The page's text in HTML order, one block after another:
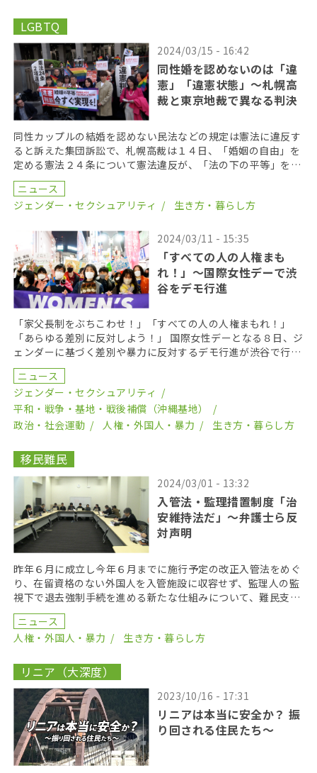
LGBTQ
2024/03/15 - 16:42
同性婚を認めないのは「違
憲」「違憲状態」〜札幌高
裁と東京地裁で異なる判決
同性カップルの結婚を認めない民法などの規定は憲法に違反す
ると訴えた集団訴訟で、札幌高裁は１４日、「婚姻の自由」を
定める憲法２４条について憲法違反が、「法の下の平等」を定
めた憲法１４条は憲法違反だとする初の判断を下した。ま […]
ニュース
ジェンダー・セクシュアリティ
生き方・暮らし方
2024/03/11 - 15:35
「すべての人の人権まも
れ！」〜国際女性デーで渋
谷をデモ行進
「家父長制をぶちこわせ！」「すべての人の人権まもれ！」
「あらゆる差別に反対しよう！」 国際女性デーとなる８日、ジ
ェンダーに基づく差別や暴力に反対するデモ行進が渋谷で行わ
れ、４８０人のコールが街に響いた。４０分かけ国連大学 […]
ニュース
ジェンダー・セクシュアリティ
平和・戦争・基地・戦後補償（沖縄基地）
政治・社会運動
人権・外国人・暴力 生き方・暮らし方
移民難民
2024/03/01 - 13:32
入管法・監理措置制度「治
安維持法だ」〜弁護士ら反
対声明
昨年６月に成立し今年６月までに施行予定の改正入管法をめぐ
り、在留資格のない外国人を入管施設に収容せず、監理人の監
視下で退去強制手続を進める新たな仕組みについて、難民支援
ニュース
人権・外国人・暴力
生き方・暮らし方
リニア（大深度）
2023/10/16 - 17:31
リニアは本当に安全か？ 振
り回される住民たち～